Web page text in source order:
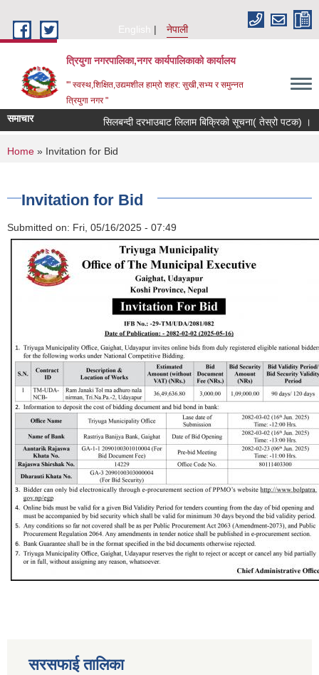
English
नेपाली
त्रियुगा नगरपालिका,नगर कार्यपालिकाको कार्यालय
'" स्वस्थ,शिक्षित,उद्यमशील हाम्रो शहर: सुखी,सभ्य र समुन्नत
त्रियुगा नगर "
समाचार सिलबन्दी दरभाउबाट लिलाम बिक्रिको सूचना( तेस्रो पटक) ।
You are here
Home » Invitation for Bid
Invitation for Bid
Submitted on: Fri, 05/16/2025 - 07:49
सरसफाई तालिका